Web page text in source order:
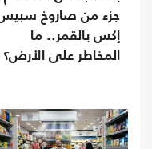
جزء من صاروخ
إكس بالقمر.. ما
المخاطر على الأرض؟